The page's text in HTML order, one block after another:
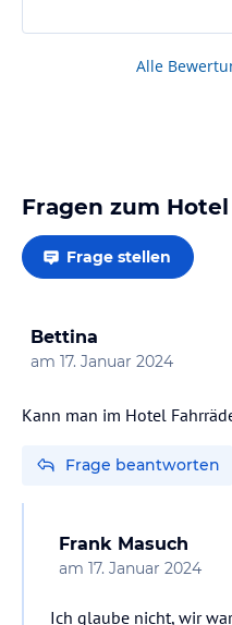
Alle
Fragen zum Hotel
Frage stellen
Bettina
am 17. Januar 2024
Kann man im Hotel
Frage beantworten
Frank Masuch
am 17. Januar 2024
Ich glaube nicht, wir